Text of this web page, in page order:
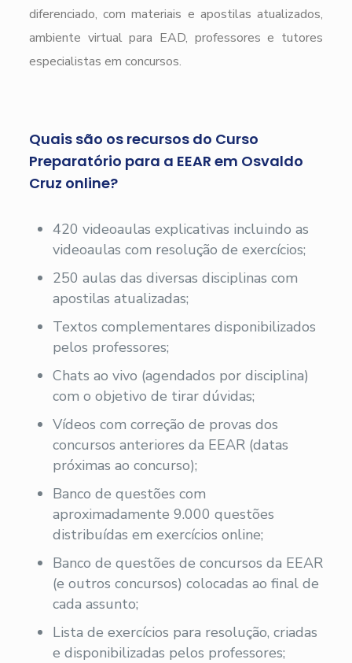
diferenciado, com materiais e apostilas atualizados,
ambiente virtual para EAD, professores e tutores
especialistas em concursos.
Quais são os recursos do Curso
Preparatório para a EEAR em Osvaldo
Cruz online?
420 videoaulas explicativas incluindo as
videoaulas com resolução de exercícios;
250 aulas das diversas disciplinas com
apostilas atualizadas;
Textos complementares disponibilizados
pelos professores;
Chats ao vivo (agendados por disciplina)
com o objetivo de tirar dúvidas;
Vídeos com correção de provas dos
concursos anteriores da EEAR (datas
próximas ao concurso);
Banco de questões com
aproximadamente 9.000 questões
distribuídas em exercícios online;
Banco de questões de concursos da EEAR
(e outros concursos) colocadas ao final de
cada assunto;
Lista de exercícios para resolução, criadas
e disponibilizadas pelos professores;